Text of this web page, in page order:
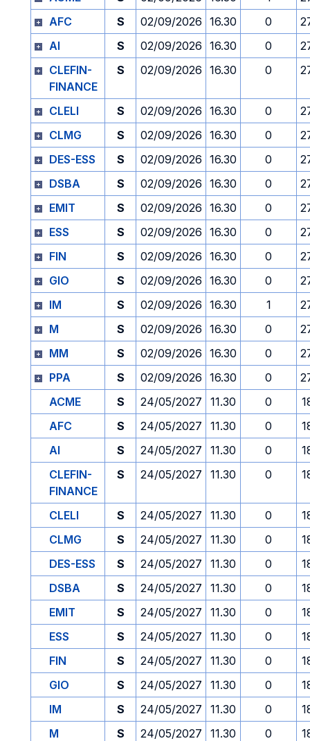
AFC
S 02/09/2026 16.30 0
AI
S 02/09/2026 16.30 0
CLEFIN-
FINANCE
S 02/09/2026 16.30 0
CLELI S 02/09/2026 16.30 0
CLMG
S 02/09/2026 16.30 0
DES-ESS
S 02/09/2026 16.30 0
DSBA
S 02/09/2026 16.30 0
EMIT
S 02/09/2026 16.30 0
ESS
S 02/09/2026 16.30 0
FIN
S 02/09/2026 16.30 0
GIO
S 02/09/2026 16.30 0
IM
S 02/09/2026 16.30 1
M
S 02/09/2026 16.30 0
MM
S 02/09/2026 16.30 0
PPA
S 02/09/2026 16.30 0
ACME
S 24/05/2027 11.30 0
AFC
S 24/05/2027 11.30 0
AI
S 24/05/2027 11.30 0
CLEFIN-
FINANCE
S 24/05/2027 11.30 0
CLELI S 24/05/2027 11.30 0
CLMG
S 24/05/2027 11.30 0
DES-ESS
S 24/05/2027 11.30 0
DSBA
S 24/05/2027 11.30 0
EMIT
S 24/05/2027 11.30 0
ESS
S 24/05/2027 11.30 0
FIN
S 24/05/2027 11.30 0
GIO
S 24/05/2027 11.30 0
IM
S 24/05/2027 11.30 0
M
S 24/05/2027 11.30 0